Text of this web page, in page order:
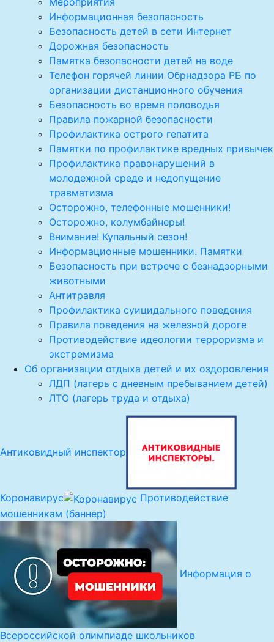
Информационная безопасность
Безопасность детей в сети Интернет
Дорожная безопасность
Памятка безопасности детей на воде
Телефон горячей линии Обрнадзора РБ по
организации дистанционного обучения
Безопасность во время половодья
Правила пожарной безопасности
Профилактика острого гепатита
Памятки по профилактике вредных привычек
Профилактика правонарушений в
молодежной среде и недопущение
травматизма
Осторожно, телефонные мошенники!
Осторожно, колумбайнеры!
Внимание! Купальный сезон!
Информационные мошенники. Памятки
Безопасность при встрече с безнадзорными
животными
Антитравля
Профилактика суицидального поведения
Правила поведения на железной дороге
Противодействие идеологии терроризма и
экстремизма
Об организации отдыха детей и их оздоровления
ЛДП (лагерь с дневным пребыванием детей)
ЛТО (лагерь труда и отдыха)
Антиковидный инспектор
Коронавирус
Противодействие
мошенникам (баннер)
Информация о
Всероссийской олимпиаде школьников